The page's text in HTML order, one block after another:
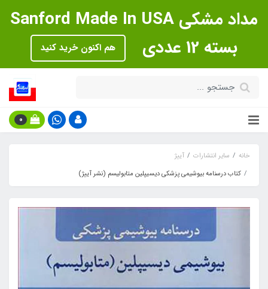
مداد مشکی Sanford Made In USA
بسته 12 عددی
هم اکنون خرید کنید
0
خانه سایر انتشارات
آییژ
کتاب درسنامه بیوشیمی پزشکی دیسیپلین متابولیسم (نشر آییژ)